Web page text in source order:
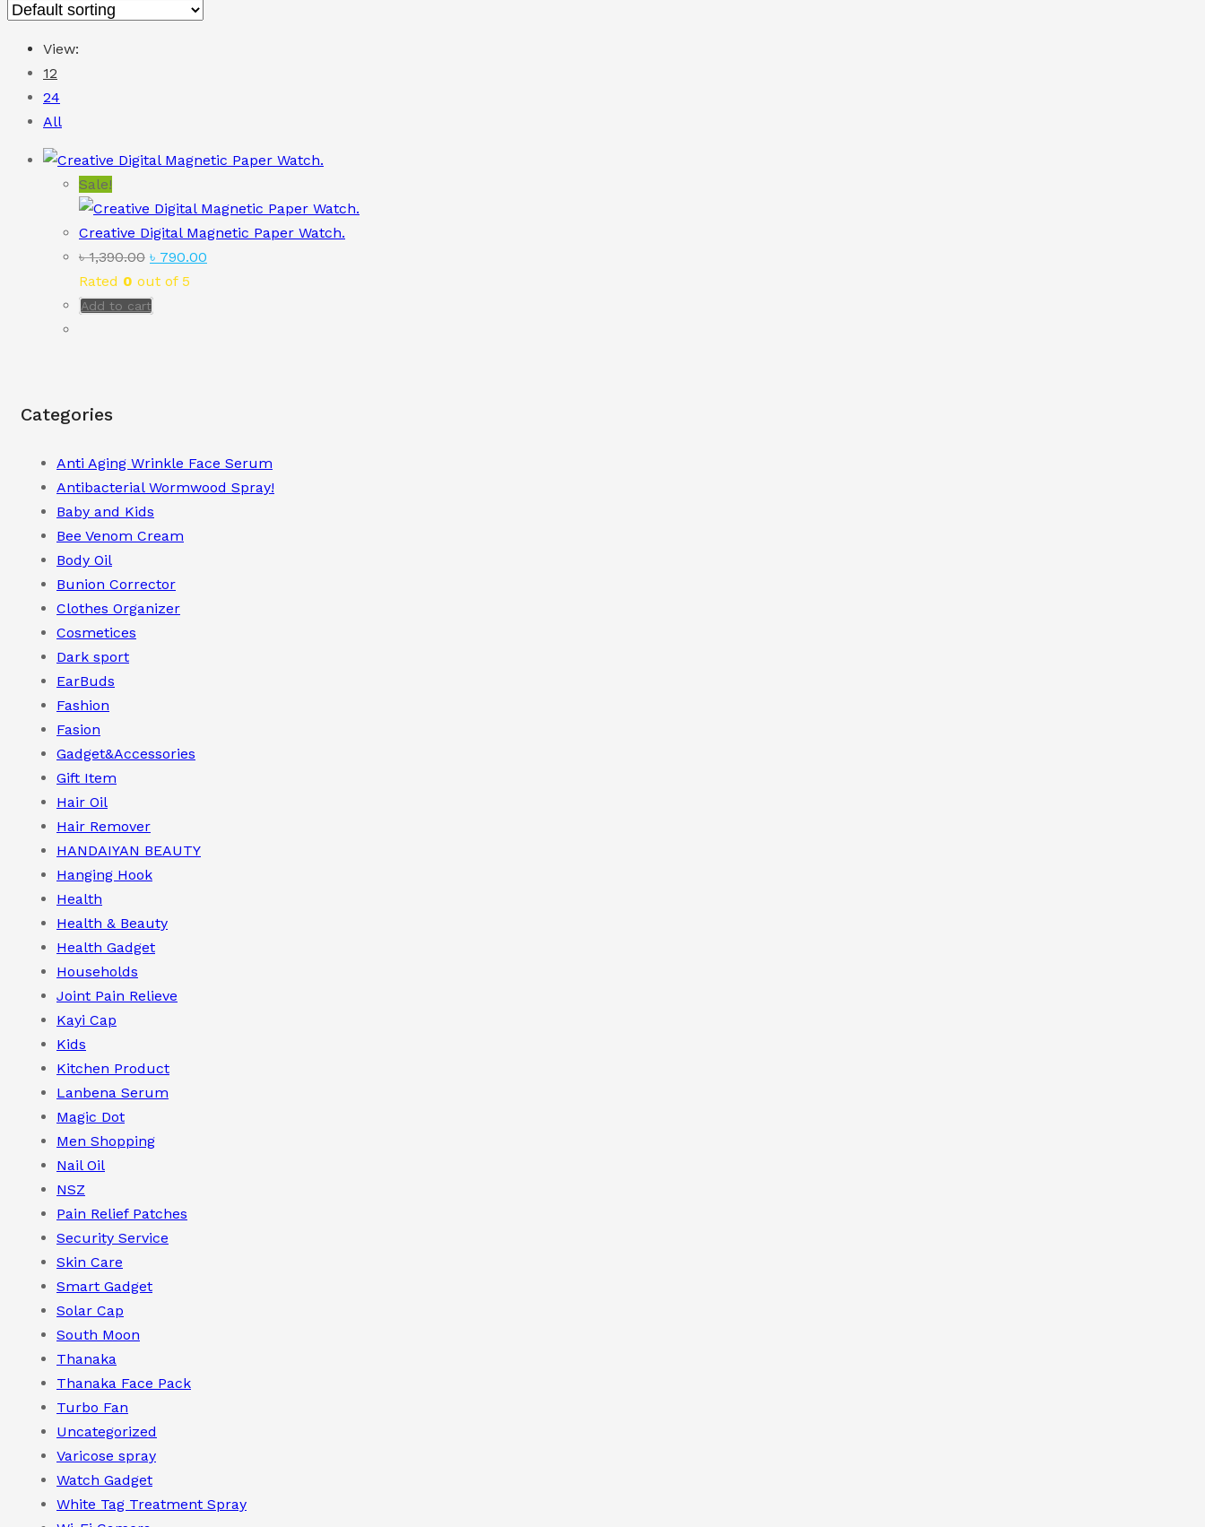
View:
12
24
All
Sale!
Creative Digital Magnetic Paper Watch.
৳1,390.00 Original
price
was:
৳ 790.00
Rated 0 out of 5
Add to cart
Categories
Anti Aging Wrinkle Face Serum
Antibacterial Wormwood Spray!
Baby and Kids
Bee Venom Cream
Body Oil
Bunion Corrector
Clothes Organizer
Cosmetices
Dark sport
EarBuds
Fashion
Fasion
Gadget&Accessories
Gift Item
Hair Oil
Hair Remover
HANDAIYAN BEAUTY
Hanging Hook
Health
Health & Beauty
Health Gadget
Households
Joint Pain Relieve
Kayi Cap
Kids
Kitchen Product
Lanbena Serum
Magic Dot
Men Shopping
Nail Oil
NSZ
Pain Relief Patches
Security Service
Skin Care
Smart Gadget
Solar Cap
South Moon
Thanaka
Thanaka Face Pack
Turbo Fan
Uncategorized
Varicose spray
Watch Gadget
White Tag Treatment Spray